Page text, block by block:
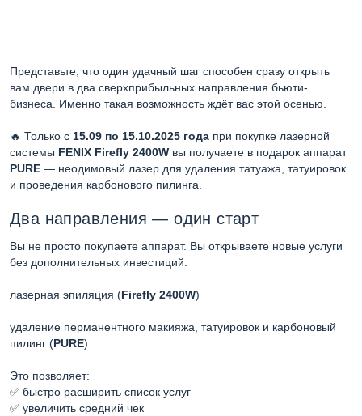
Представьте, что один удачный шаг способен сразу открыть
вам двери в два сверхприбыльных направления бьюти-
бизнеса. Именно такая возможность ждёт вас этой осенью.
🔥 Только с 15.09 по 15.10.2025 года при покупке лазерной
системы FENIX Firefly 2400W вы получаете в подарок аппарат
PURE — неодимовый лазер для удаления татуажа, татуировок
и проведения карбонового пилинга.
Два направления — один старт
Вы не просто покупаете аппарат. Вы открываете новые услуги
без дополнительных инвестиций:
лазерная эпиляция (Firefly 2400W)
удаление перманентного макияжа, татуировок и карбоновый
пилинг (PURE)
Это позволяет:
✅ быстро расширить список услуг
✅ увеличить средний чек